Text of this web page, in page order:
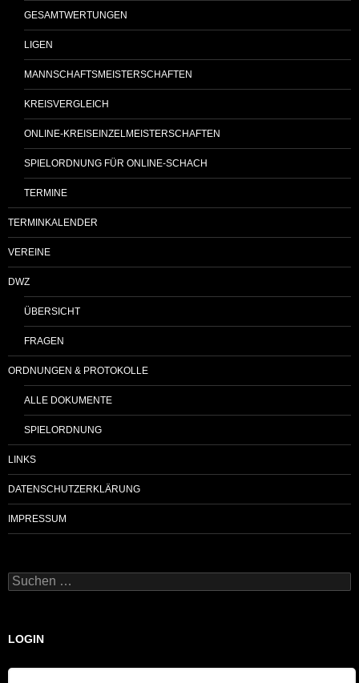
GESAMTWERTUNGEN
LIGEN
MANNSCHAFTSMEISTERSCHAFTEN
KREISVERGLEICH
ONLINE-KREISEINZELMEISTERSCHAFTEN
SPIELORDNUNG FÜR ONLINE-SCHACH
TERMINE
TERMINKALENDER
VEREINE
DWZ
ÜBERSICHT
FRAGEN
ORDNUNGEN & PROTOKOLLE
ALLE DOKUMENTE
SPIELORDNUNG
LINKS
DATENSCHUTZERKLÄRUNG
IMPRESSUM
Suchen
nach:
LOGIN